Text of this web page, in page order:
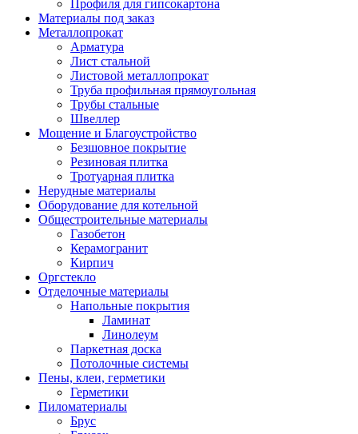
Профиля для гипсокартона
Материалы под заказ
Металлопрокат
Арматура
Лист стальной
Листовой металлопрокат
Труба профильная прямоугольная
Трубы стальные
Швеллер
Мощение и Благоустройство
Безшовное покрытие
Резиновая плитка
Тротуарная плитка
Нерудные материалы
Оборудование для котельной
Общестроительные материалы
Газобетон
Керамогранит
Кирпич
Оргстекло
Отделочные материалы
Напольные покрытия
Ламинат
Линолеум
Паркетная доска
Потолочные системы
Пены, клеи, герметики
Герметики
Пиломатериалы
Брус